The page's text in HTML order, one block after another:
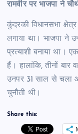
रामवीर पर भाजपा ने
कुंदरकी विधानसभा
लगाया था। भाजपा ने
प्रत्याशी बनाया था।
हैं। हालांकि, तीनों बार
उनपर 31 साल से चला
चुनौती थी।
Share this: